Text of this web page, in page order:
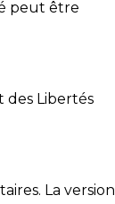
peut être
des Libertés
La version